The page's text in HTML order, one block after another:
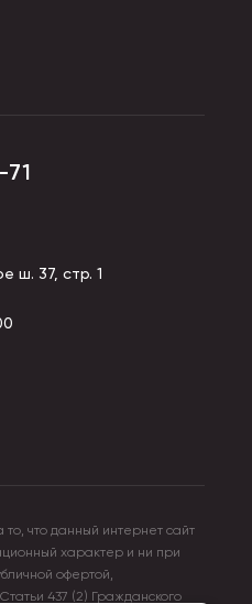
ш. 37, стр. 1
что данный интернет сайт
характер и ни при
офертой,
437 (2) Гражданского